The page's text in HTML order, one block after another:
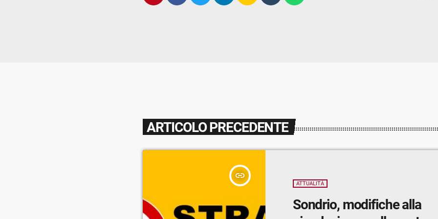
ARTICOLO PRECEDENTE
insert_link
ATTUALITÀ
Sondrio, modifiche alla